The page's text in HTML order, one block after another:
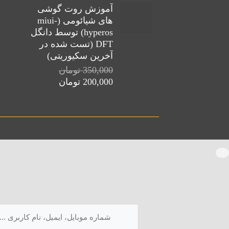
250,000 تومان
بود.
150,000 تومان.
آموزش روت گوشی
های شیائومی (miui-
hyperos) توسط دانگل
DFT (تست شده در
آخرین سکیوریتی)
350,000 تومان
قیمت
بود.
200,000 تومان